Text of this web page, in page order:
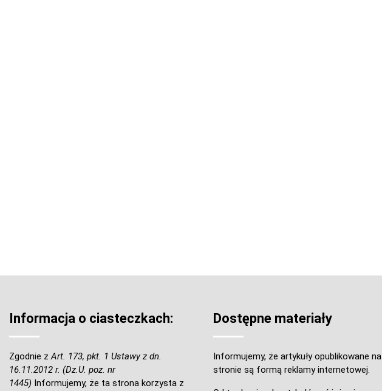
Informacja o ciasteczkach:
Zgodnie zArt. 173, pkt. 1 Ustawy z dn.
16.11.2012 r. (Dz.U. poz. nr
1445) Informujemy, że ta strona korzysta z
Dostępne materiały
Informujemy, że artykuły opublikowane na
stronie są formą reklamy internetowej.